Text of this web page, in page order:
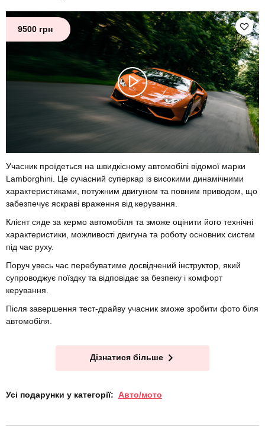
9500 грн
Учасник проїдеться на швидкісному автомобілі відомої марки
Lamborghini. Це сучасний суперкар із високими динамічними
характеристиками, потужним двигуном та повним приводом, що
забезпечує яскраві враження від керування.
Клієнт сяде за кермо автомобіля та зможе оцінити його технічні
характеристики, можливості двигуна та роботу основних систем
під час руху.
Поруч увесь час перебуватиме досвідчений інструктор, який
супроводжує поїздку та відповідає за безпеку і комфорт
керування.
Після завершення тест-драйву учасник зможе зробити фото біля
автомобіля.
Дізнатися більше
Усі подарунки у категорії: Авто/мото